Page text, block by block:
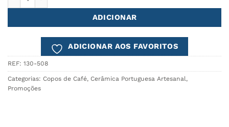
ADICIONAR
ADICIONAR AOS FAVORITOS
REF: 130-508
Categorias: Copos de Café, Cerâmica Portuguesa Artesanal ,
Promoções